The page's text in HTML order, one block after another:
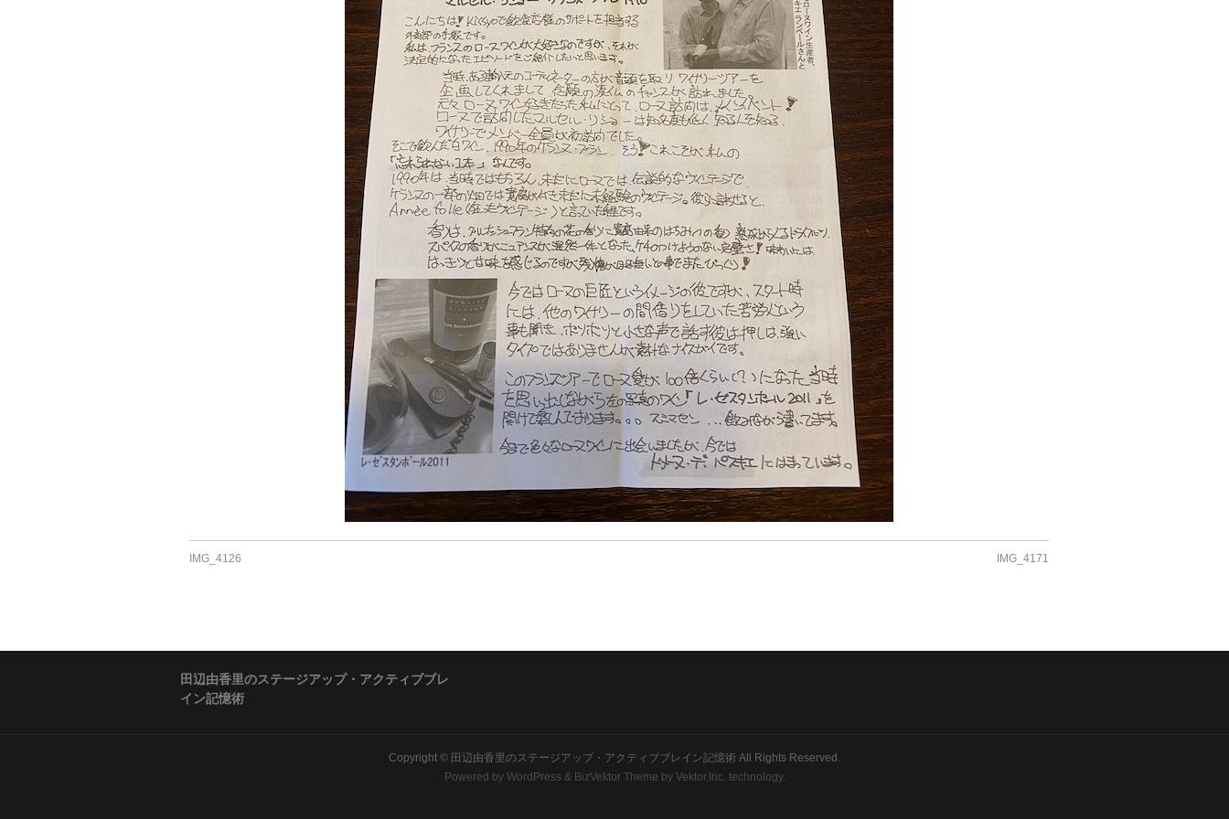
IMG_4126 IMG_4171
田辺由香里のステージアップ・アクティブブレ
イン記憶術
Copyright © 田辺由香里のステージアップ・アクティブブレイン記憶術 All Rights Reserved.
Powered by WordPress & BizVektor Theme by Vektor,Inc. technology.